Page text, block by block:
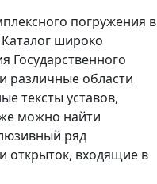
погружения в
широко
Государственного
различные области
тексты уставов,
же можно найти
ряд
открыток, входящие в